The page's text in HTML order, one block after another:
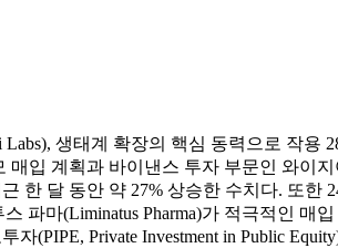
생태계 확장의 핵심 동력으로 작용
입 계획과 바이낸스 투자 부문인 와이
한 달 동안 약 27% 상승한 수치다. 또한
파마(Liminatus Pharma)가 적극적인
(PIPE, Private Investment in Public